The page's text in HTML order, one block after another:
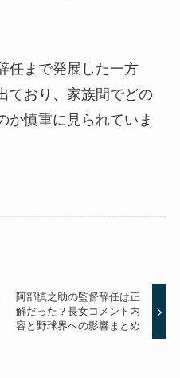
任まで発展した一方
ており、家族間でどの
か慎重に見られていま
阿部慎之助の監督辞任は正
解だった？長女コメント内
容と野球界への影響まとめ